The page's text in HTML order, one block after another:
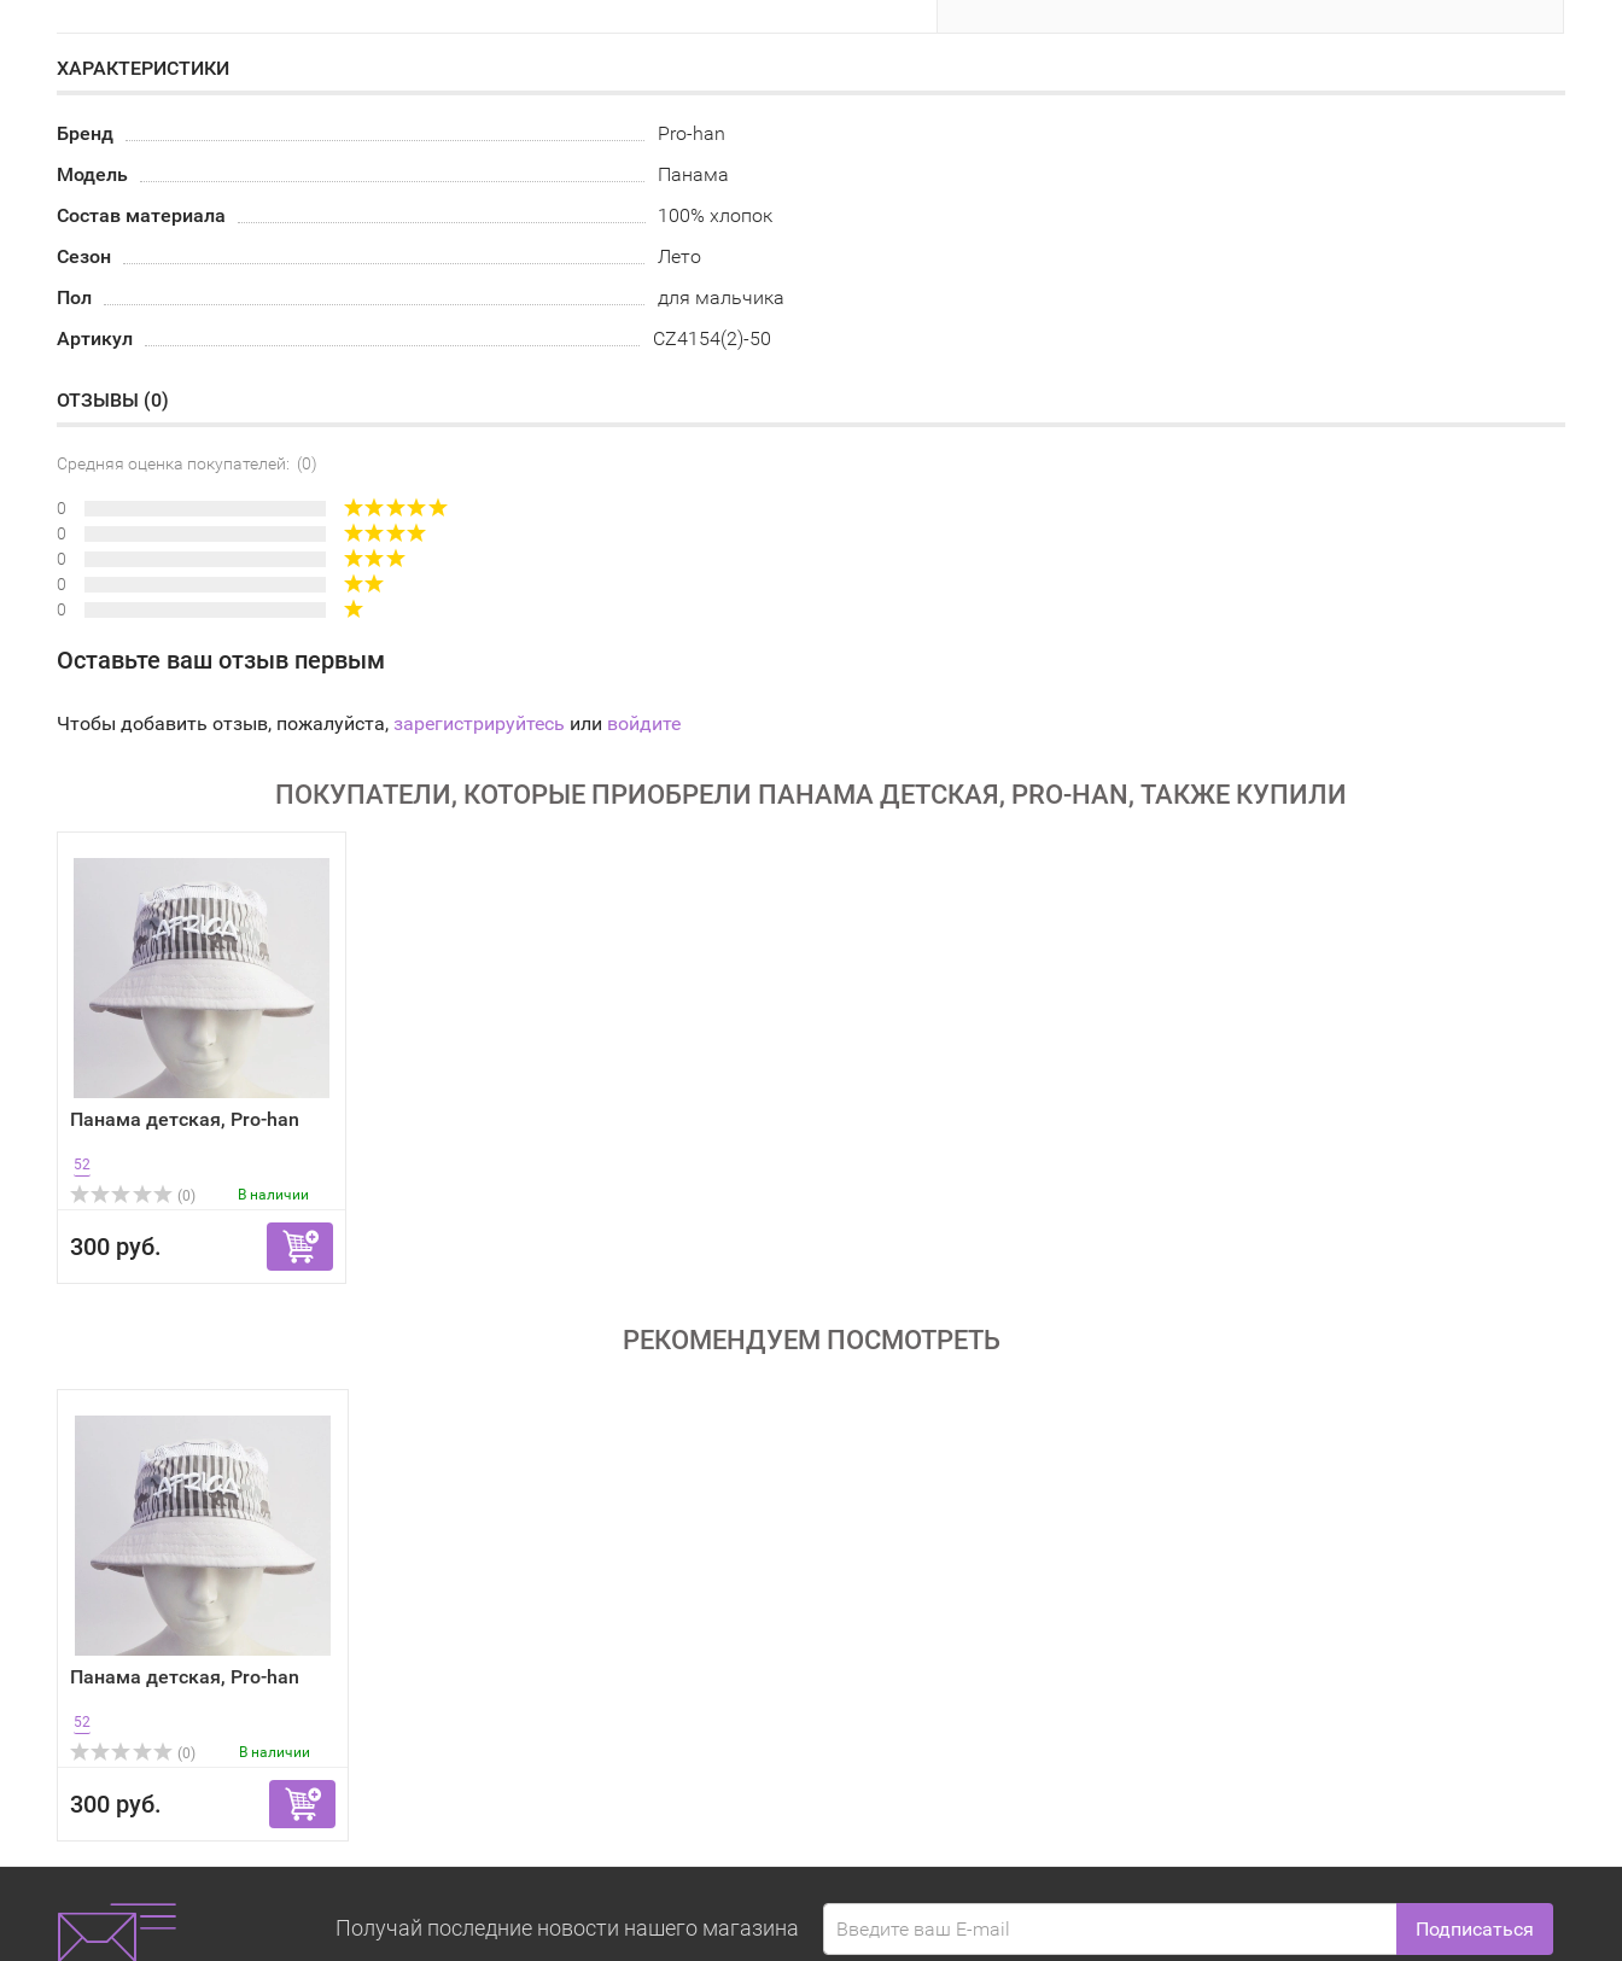
ХАРАКТЕРИСТИКИ
Бренд
Pro-han
Модель
Панама
Состав материала
100% хлопок
Сезон
Лето
Пол
для мальчика
Артикул
CZ4154(2)-50
ОТЗЫВЫ (0)
Средняя оценка покупателей: (0)
0
0
0
0
0
Оставьте ваш отзыв первым
Чтобы добавить отзыв, пожалуйста, зарегистрируйтесь или войдите
ПОКУПАТЕЛИ, КОТОРЫЕ ПРИОБРЕЛИ ПАНАМА ДЕТСКАЯ, PRO-HAN, ТАКЖЕ КУПИЛИ
Панама детская, Pro-han
52
(0)
В наличии
300 руб.
РЕКОМЕНДУЕМ ПОСМОТРЕТЬ
Панама детская, Pro-han
52
(0)
В наличии
300 руб.
Получай последние новости нашего магазина Подписаться